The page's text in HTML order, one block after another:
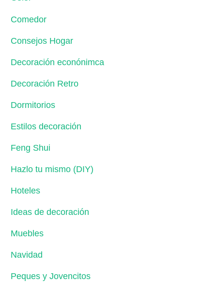
Comedor
Consejos Hogar
Decoración econónimca
Decoración Retro
Dormitorios
Estilos decoración
Feng Shui
Hazlo tu mismo (DIY)
Hoteles
Ideas de decoración
Muebles
Navidad
Peques y Jovencitos